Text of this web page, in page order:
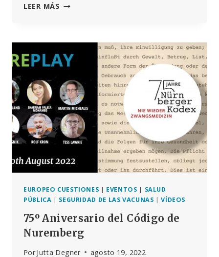
LEER MÁS MARY
LA
MORAL,
CIENCIA,
LA
LEY
Y
EL
CÓDIGO
NUREMBERG
NUESTRO
LADO».
NUREMBERG,
20
AGOSTO
EUROPEO CUESTIONES | EVENTOS | SALUD
PÚBLICA | SEGURIDAD DE LAS VACUNAS |VÍDEOS
75º Aniversario del Código de
Nuremberg
Por Jutta Degner agosto 19, 2022